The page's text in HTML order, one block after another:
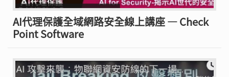
AI代理保護全域網路安全線上講座 — Check
Point Software